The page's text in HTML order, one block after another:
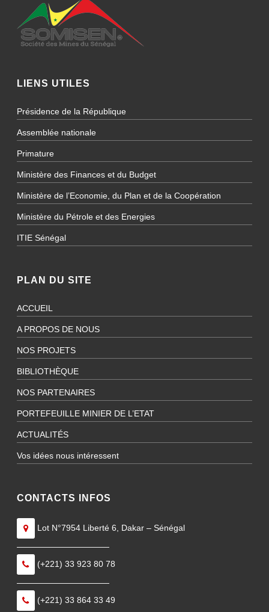
LIENS UTILES
Présidence de la République
Assemblée nationale
Primature
Ministère des Finances et du Budget
Ministère de l’Economie, du Plan et de la Coopération
Ministère du Pétrole et des Energies
ITIE Sénégal
PLAN DU SITE
ACCUEIL
A PROPOS DE NOUS
NOS PROJETS
BIBLIOTHÈQUE
NOS PARTENAIRES
PORTEFEUILLE MINIER DE L’ETAT
ACTUALITÉS
Vos idées nous intéressent
CONTACTS INFOS
Lot N°7954 Liberté 6, Dakar – Sénégal
———————————
(+221) 33 923 80 78
———————————
(+221) 33 864 33 49